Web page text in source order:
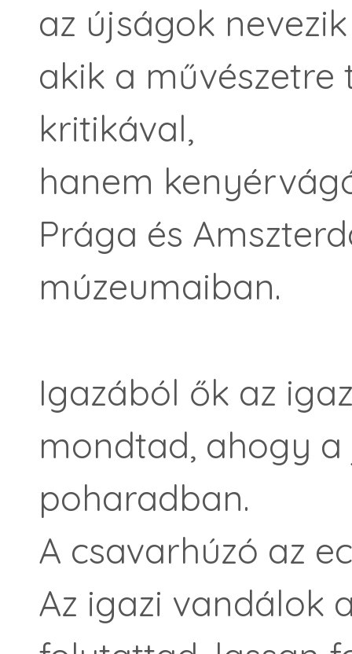
az újságok
akik a
kritikával,
hanem
Prága és
múzeumaiban.
Igazából ők az
mondtad, ahogy
poharadban.
A csavarhúzó az
Az igazi vandálok